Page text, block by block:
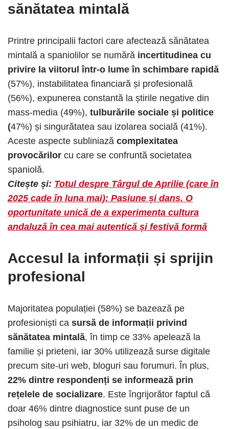
sănătatea mintală
Printre principalii factori care afectează sănătatea
mintală a spaniolilor se numără incertitudinea cu
privire la viitorul într-o lume în schimbare rapidă
(57%), instabilitatea financiară și profesională
(56%), expunerea constantă la știrile negative din
mass-media (49%), tulburările sociale și politice
(47%) și singurătatea sau izolarea socială (41%).
Aceste aspecte subliniază complexitatea
provocărilor cu care se confruntă societatea
spaniolă.​
Citește și: Totul despre Târgul de Aprilie (care în
2025 cade în luna mai): Pasiune și dans. O
oportunitate unică de a experimenta cultura
andaluză în cea mai autentică și festivă formă
Accesul la informații și sprijin
profesional
Majoritatea populației (58%) se bazează pe
profesioniști ca sursă de informații privind
sănătatea mintală, în timp ce 33% apelează la
familie și prieteni, iar 30% utilizează surse digitale
precum site-uri web, bloguri sau forumuri. În plus,
22% dintre respondenți se informează prin
rețelele de socializare. Este îngrijorător faptul că
doar 46% dintre diagnostice sunt puse de un
psiholog sau psihiatru, iar 32% de un medic de